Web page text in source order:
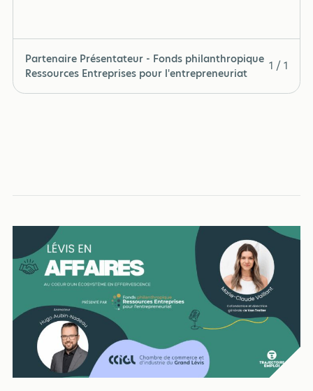
Partenaire Présentateur - Fonds philanthropique
Ressources Entreprises pour l'entrepreneuriat
1 / 1